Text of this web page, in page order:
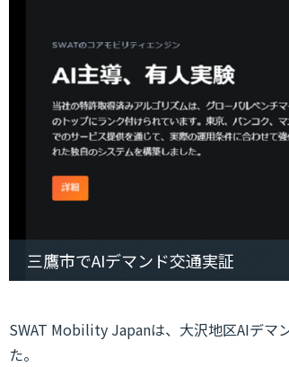
三鷹市でAIデマンド交通実証
SWAT Mobility Japanは、大沢地区AIデマ
た。